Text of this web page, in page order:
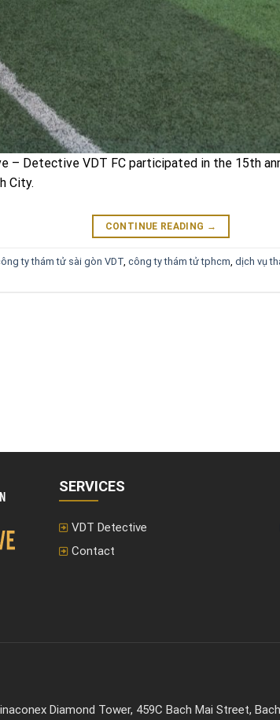
– Detective VDT FC participated in the 15th
City.
CONTINUE READING →
ty thám tử sài gòn VDT công ty thám tử tphcm dịch vụ
SERVICES
VDT Detective
Contact
Diamond Tower, 459C Bach Mai Street,